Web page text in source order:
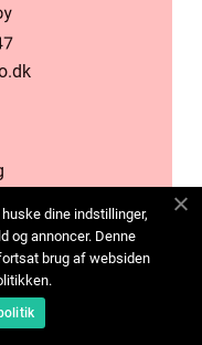
dine indstillinger,
og annoncer. Denne
brug af websiden